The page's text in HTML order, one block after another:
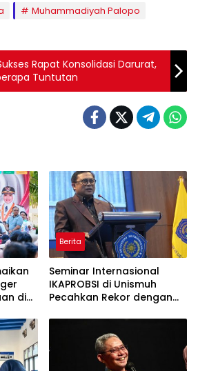
Muhammadiyah Palopo
Rapat Konsolidasi Darurat,
Tuntutan
di
Berita
Seminar Internasional
IKAPROBSI di Unismuh
Pecahkan Rekor dengan